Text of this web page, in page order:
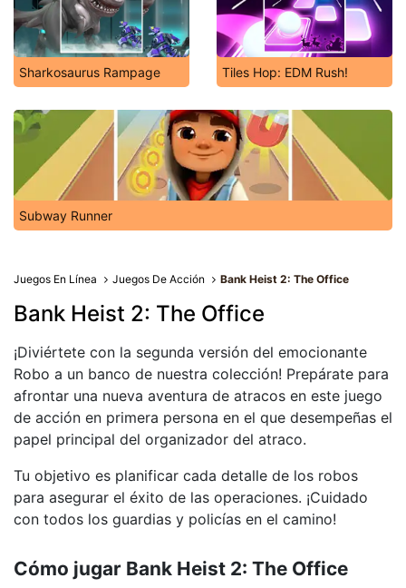
Sharkosaurus Rampage Tiles Hop: EDM Rush!
Subway Runner
Juegos En Línea Juegos De Acción Bank Heist 2: The Office
Bank Heist 2: The Office
¡Diviértete con la segunda versión del emocionante
Robo a un banco de nuestra colección! Prepárate para
afrontar una nueva aventura de atracos en este juego
de acción en primera persona en el que desempeñas el
papel principal del organizador del atraco.
Tu objetivo es planificar cada detalle de los robos
para asegurar el éxito de las operaciones. ¡Cuidado
con todos los guardias y policías en el camino!
Cómo jugar Bank Heist 2: The Office